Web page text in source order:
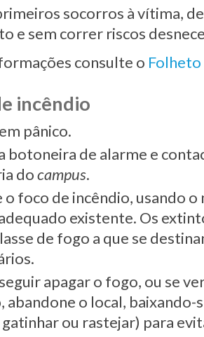
socorros à vítima,
e sem correr riscos
consulte o Folheto
incêndio
pânico.
botoneira de alarme e
docampus.
foco de incêndio, usando
existente. Os
de fogo a que se
apagar o fogo, ou se
abandone o local, baixando-
gatinhar ou rastejar) para